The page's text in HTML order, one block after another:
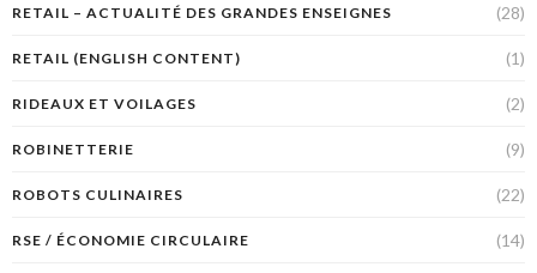
RETAIL – ACTUALITÉ DES GRANDES ENSEIGNES (28)
RETAIL (ENGLISH CONTENT) (1)
RIDEAUX ET VOILAGES (2)
ROBINETTERIE (9)
ROBOTS CULINAIRES (22)
RSE / ÉCONOMIE CIRCULAIRE (14)